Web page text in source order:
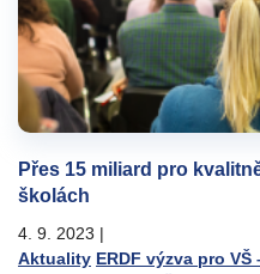
Přes 15 miliard pro
školách
4. 9. 2023 |
Aktuality ERDF výzva pro VŠ